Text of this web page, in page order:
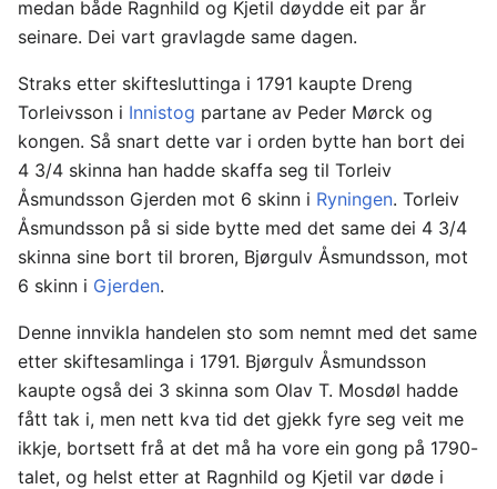
medan både Ragnhild og Kjetil døydde eit par år
seinare. Dei vart gravlagde same dagen.
Straks etter skiftesluttinga i 1791 kaupte Dreng
Torleivsson i Innistog partane av Peder Mørck og
kongen. Så snart dette var i orden bytte han bort dei
4 3/4 skinna han hadde skaffa seg til Torleiv
Åsmundsson Gjerden mot 6 skinn i Ryningen. Torleiv
Åsmundsson på si side bytte med det same dei 4 3/4
skinna sine bort til broren, Bjørgulv Åsmundsson, mot
6 skinn i Gjerden.
Denne innvikla handelen sto som nemnt med det same
etter skiftesamlinga i 1791. Bjørgulv Åsmundsson
kaupte også dei 3 skinna som Olav T. Mosdøl hadde
fått tak i, men nett kva tid det gjekk fyre seg veit me
ikkje, bortsett frå at det må ha vore ein gong på 1790-
talet, og helst etter at Ragnhild og Kjetil var døde i